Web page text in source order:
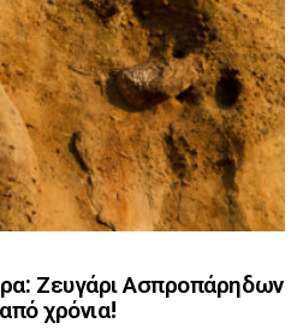
Ζευγάρι Ασπροπάρηδων
χρόνια!